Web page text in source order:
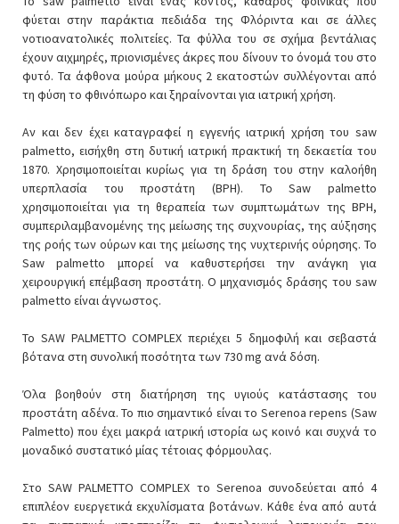
φύεται στην παράκτια πεδιάδα της Φλόριντα και σε άλλες
νοτιοανατολικές πολιτείες. Τα φύλλα του σε σχήμα βεντάλιας
έχουν αιχμηρές, πριονισμένες άκρες που δίνουν το όνομά του στο
φυτό. Τα άφθονα μούρα μήκους 2 εκατοστών συλλέγονται από
τη φύση το φθινόπωρο και ξηραίνονται για ιατρική χρήση.
Αν και δεν έχει καταγραφεί η εγγενής ιατρική χρήση του saw
palmetto, εισήχθη στη δυτική ιατρική πρακτική τη δεκαετία του
1870. Χρησιμοποιείται κυρίως για τη δράση του στην καλοήθη
υπερπλασία του προστάτη (BPH). Το Saw palmetto
χρησιμοποιείται για τη θεραπεία των συμπτωμάτων της BPH,
συμπεριλαμβανομένης της μείωσης της συχνουρίας, της αύξησης
της ροής των ούρων και της μείωσης της νυχτερινής ούρησης. Το
Saw palmetto μπορεί να καθυστερήσει την ανάγκη για
χειρουργική επέμβαση προστάτη. Ο μηχανισμός δράσης του saw
palmetto είναι άγνωστος.
Το SAW PALMETTO COMPLEX περιέχει 5 δημοφιλή και σεβαστά
βότανα στη συνολική ποσότητα των 730 mg ανά δόση.
Όλα βοηθούν στη διατήρηση της υγιούς κατάστασης του
προστάτη αδένα. Το πιο σημαντικό είναι το Serenoa repens (Saw
Palmetto) που έχει μακρά ιατρική ιστορία ως κοινό και συχνά το
μοναδικό συστατικό μίας τέτοιας φόρμουλας.
Στο SAW PALMETTO COMPLEX το Serenoa συνοδεύεται από 4
επιπλέον ευεργετικά εκχυλίσματα βοτάνων. Κάθε ένα από αυτά